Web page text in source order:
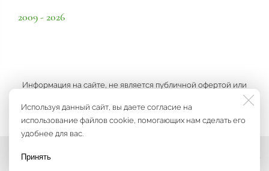
Используя данный сайт, вы даете согласие на
использование файлов cookie, помогающих нам сделать его
удобнее для вас.
Принять
2009 - 2026
Информация на сайте, не является публичной офертой или
рекламой, а носит информационный характер и может быть
изменена по усмотрению компании.